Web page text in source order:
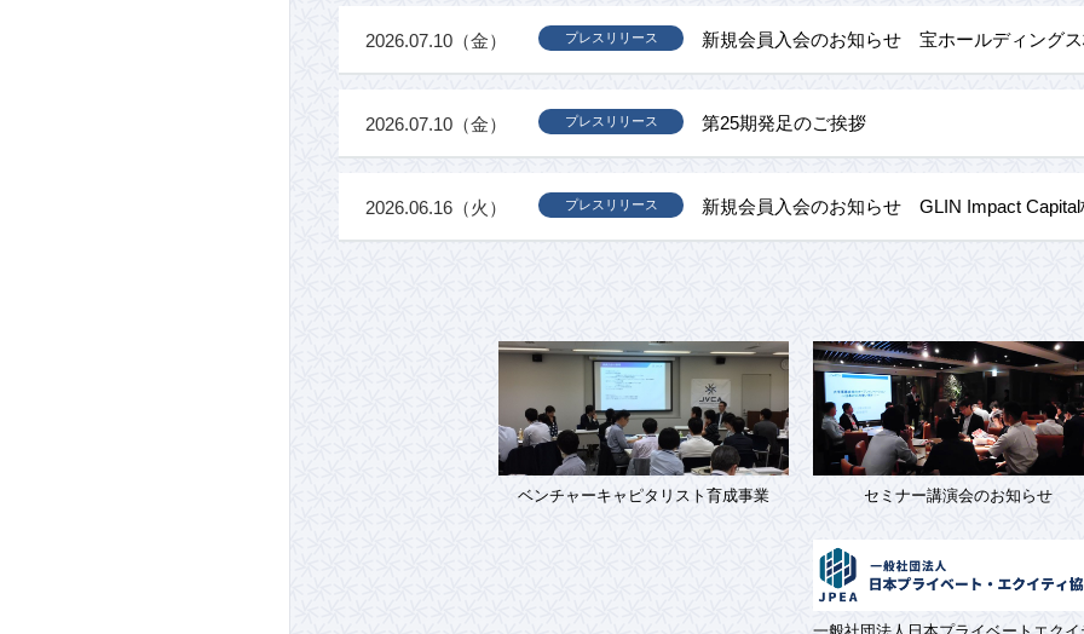
新規会員入会のお知らせ 宝ホールディング
プレスリリース
2026.07.10（金）
第25期発足のご挨拶
プレスリリース
2026.07.10（金）
新規会員入会のお知らせ GLIN Impact Capital
プレスリリース
2026.06.16（火）
ベンチャーキャピタリスト育成事業 セミナー講演会のお知らせ